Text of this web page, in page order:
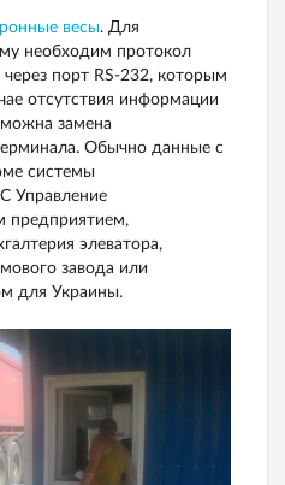
весы. Для
необходим протокол
через порт RS-232, которым
отсутствия информации
замена
Обычно данные с
системы
Управление
предприятием,
элеватора,
завода или
для Украины.